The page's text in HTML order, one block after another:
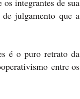
integrantes de sua
julgamento que a
é o puro retrato da
entre os